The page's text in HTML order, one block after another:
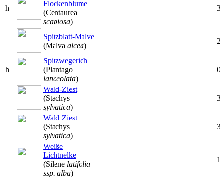
h
Flockenblume
(Centaurea
scabiosa)
3
Spitzblatt-Malve
(Malva alcea)
2
h
Spitzwegerich
(Plantago
lanceolata)
0
Wald-Ziest
(Stachys
sylvatica)
3
Wald-Ziest
(Stachys
sylvatica)
3
Weiße
Lichtnelke
(Silene latifolia
ssp. alba)
1